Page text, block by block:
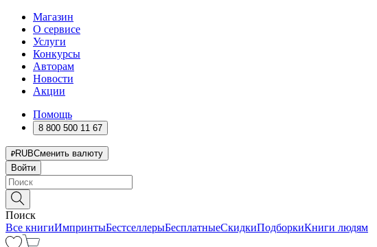
Магазин
О сервисе
Услуги
Конкурсы
Авторам
Новости
Акции
Помощь
8 800 500 11 67
RUBСменить валюту
Войти
Поиск
Все книгиИмпринтыБестселлерыБесплатныеСкидкиПодборкиКниги людям